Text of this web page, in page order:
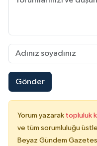
Gönder
Yorum yazarak topluluk
ve tüm sorumluluğu
Beyaz Gündem